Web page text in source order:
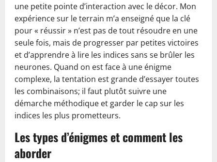
une petite pointe d’interaction avec le décor. Mon
expérience sur le terrain m’a enseigné que la clé
pour « réussir » n’est pas de tout résoudre en une
seule fois, mais de progresser par petites victoires
et d’apprendre à lire les indices sans se brûler les
neurones. Quand on est face à une énigme
complexe, la tentation est grande d’essayer toutes
les combinaisons; il faut plutôt suivre une
démarche méthodique et garder le cap sur les
indices les plus prometteurs.
Les types d’énigmes et comment les
aborder